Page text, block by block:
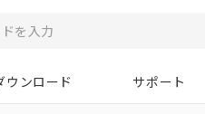
ウンロード サポート